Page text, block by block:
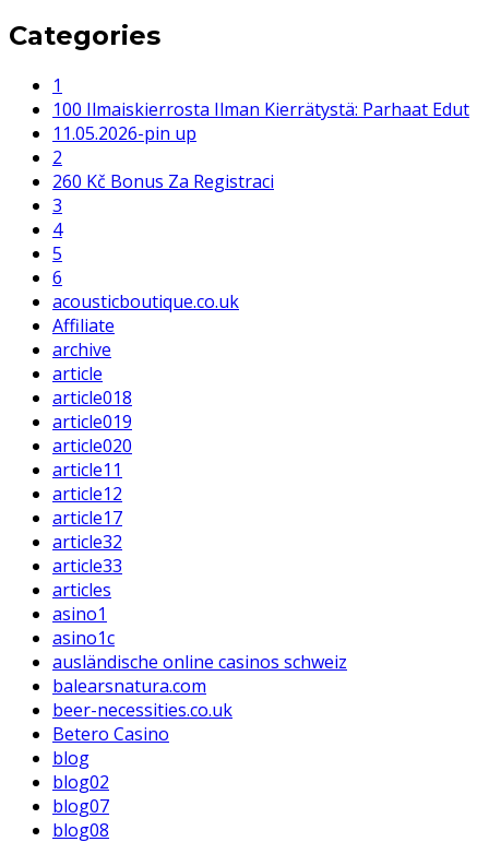
Categories
1
100 Ilmaiskierrosta Ilman Kierrätystä: Parhaat Edut
11.05.2026-pin up
2
260 Kč Bonus Za Registraci
3
4
5
6
acousticboutique.co.uk
Affiliate
archive
article
article018
article019
article020
article11
article12
article17
article32
article33
articles
asino1
asino1c
ausländische online casinos schweiz
balearsnatura.com
beer-necessities.co.uk
Betero Casino
blog
blog02
blog07
blog08